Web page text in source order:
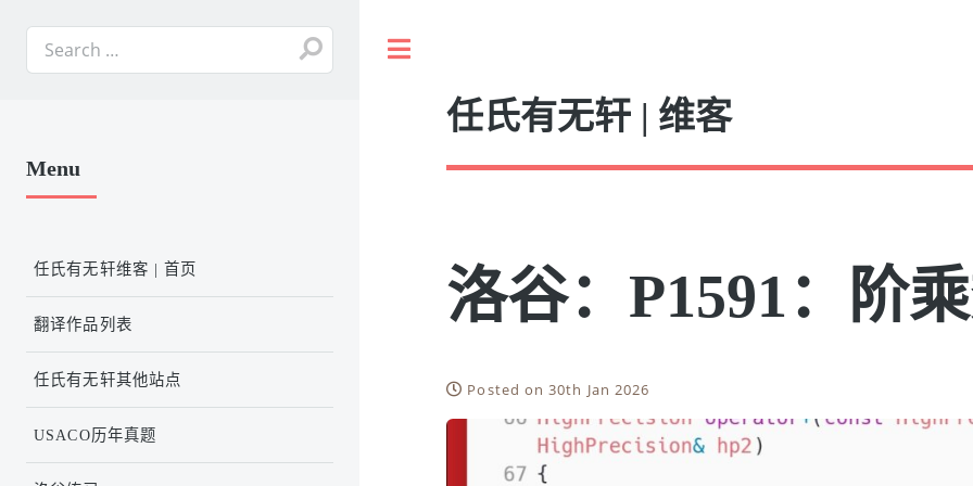
任氏有无轩 | 维客
洛谷：P1591：阶
Posted on 30th Jan 2026
Menu
任氏有无轩维客 | 首页
翻译作品列表
任氏有无轩其他站点
USACO历年真题